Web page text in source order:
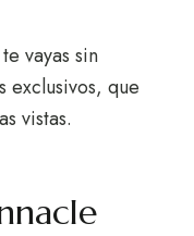
vayas sin
exclusivos, que
vistas.